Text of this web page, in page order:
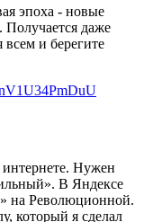
эпоха - новые
Получается даже
и берегите
Нужен
В Яндексе
на Революционной.
который я сделал